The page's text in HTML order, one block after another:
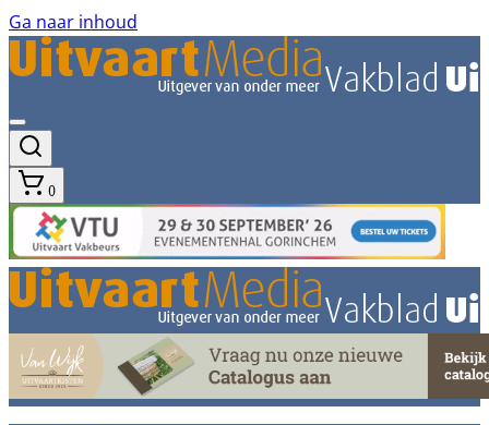
Ga naar inhoud
0